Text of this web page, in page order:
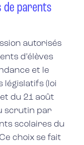
de parents
autorisés
d’élèves
et le
législatifs (loi
du 21 août
scrutin par
scolaires du
choix se fait